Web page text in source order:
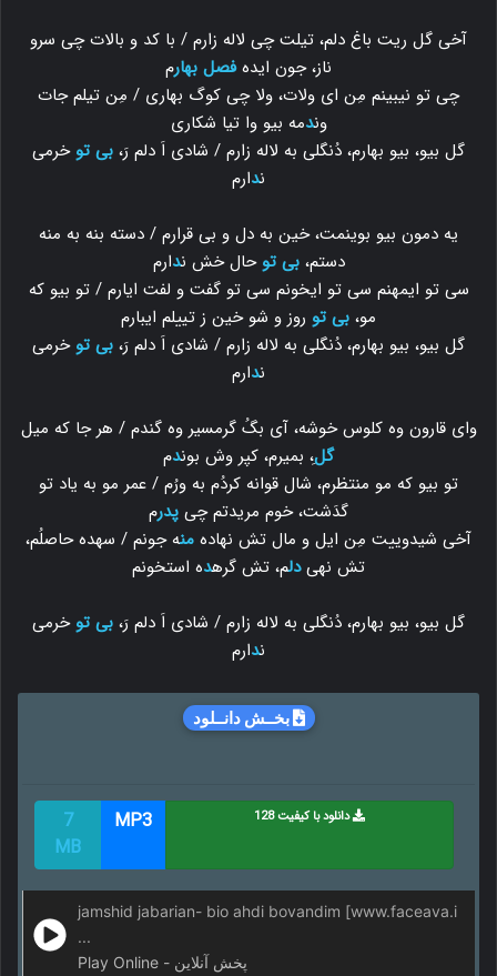
آخی گل ریت باغ دلم، تیلت چی لاله زارم / با کد و بالات چی سرو
ناز، جون ایدهفصل بهارم
چی تو نیبینم مِن ای ولات، ولا چی کوگ بهاری / مِن تیلم جات
وندمه بیو وا تیا شکاری
گل بیو، بیو بهارم، دُنگلی به لاله زارم / شادی اَ دلم رَ، بی توخرمی
ندارم
یه دمون بیو بوینمت، خین به دل و بی قرارم / دسته بنه به منه
دستم،بی توحال خش ندارم
سی تو ایمهنم سی تو ایخونم سی تو گفت و لفت ایارم / تو بیو که
مو، بی تو روز و شو خین ز تییلم ایبارم
گل بیو، بیو بهارم، دُنگلی به لاله زارم / شادی اَ دلم رَ، بی توخرمی
ندارم
وای قارون وه کلوس خوشه، آی بگُ گرمسیر وه گندم / هر جا که میل
گلِ، بمیرم، کپر وش بوندم
تو بیو که مو منتظرم، شال قوانه کردُم به ورُم / عمر مو به یاد تو
گدَشت، خوم مریدتم چی پدرم
آخی شیدوییت مِن ایل و مال تش نهاده منه جونم / سهده حاصلُم،
تش نهیدلم، تش گرهده استخونم
گل بیو، بیو بهارم، دُنگلی به لاله زارم / شادی اَ دلم رَ، بی توخرمی
ندارم
بخــش دانــلود
دانلود با کیفیت 128 MP3
7
MB
jamshid jabarian- bio ahdi bovandim [www.faceava.i
...
Play Online - پخش آنلاین